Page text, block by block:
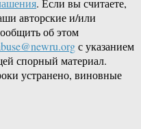
. Если вы считаете,
авторские и/или
об этом
с указанием
спорный материал.
устранено, виновные